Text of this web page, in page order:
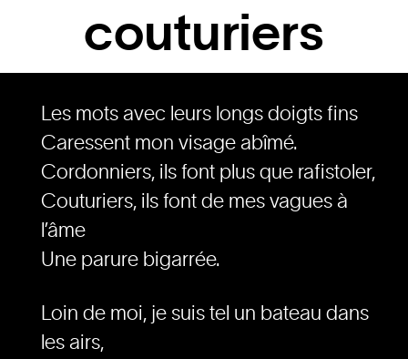
couturiers
Les mots avec leurs longs doigts fins
Caressent mon visage abîmé.
Cordonniers, ils font plus que rafistoler,
Couturiers, ils font de mes vagues à
l’âme
Une parure bigarrée.
Loin de moi, je suis tel un bateau dans
les airs,